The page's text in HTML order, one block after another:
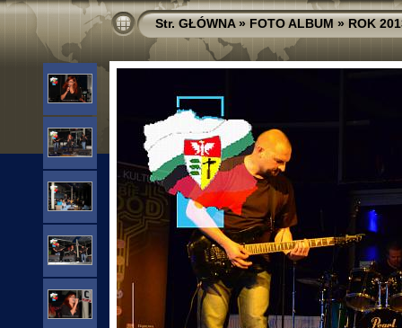
Str. GŁÓWNA»FOTO ALBUM»ROK